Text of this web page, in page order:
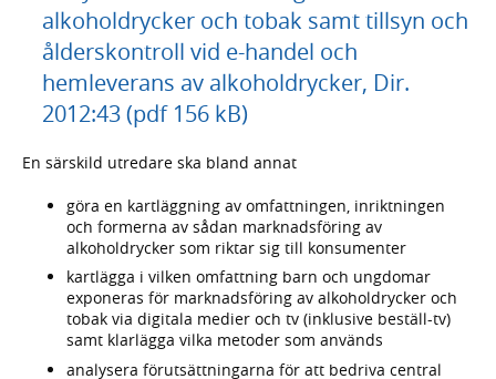
alkoholdrycker och tobak samt tillsyn och
ålderskontroll vid e-handel och
hemleverans av alkoholdrycker, Dir.
2012:43 (pdf 156 kB)
En särskild utredare ska bland annat
göra en kartläggning av omfattningen, inriktningen
och formerna av sådan marknadsföring av
alkoholdrycker som riktar sig till konsumenter
kartlägga i vilken omfattning barn och ungdomar
exponeras för marknadsföring av alkoholdrycker och
tobak via digitala medier och tv (inklusive beställ-tv)
samt klarlägga vilka metoder som används
analysera förutsättningarna för att bedriva central